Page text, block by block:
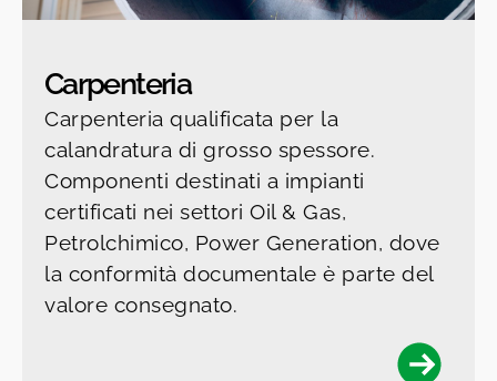
Carpenteria
Carpenteria qualificata per la
calandratura di grosso spessore.
Componenti destinati a impianti
certificati nei settori Oil & Gas,
Petrolchimico, Power Generation, dove
la conformità documentale è parte del
valore consegnato.